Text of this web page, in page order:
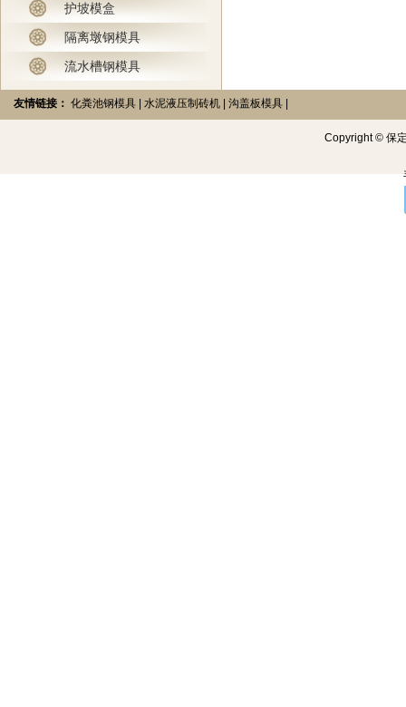
护坡模盒
隔离墩钢模具
流水槽钢模具
友情链接： 化粪池钢模具 水泥液压制砖机 沟盖板模具
Copyright©保